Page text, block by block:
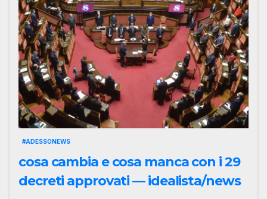
#ADESSONEWS
cosa cambia e cosa manca con i 29
decreti approvati — idealista/news